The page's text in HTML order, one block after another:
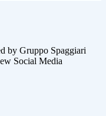
by Gruppo Spaggiari
Social Media